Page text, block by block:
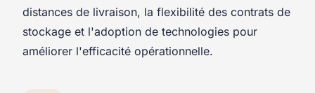
distances de livraison, la flexibilité des contrats de
stockage et l'adoption de technologies pour
améliorer l'efficacité opérationnelle.